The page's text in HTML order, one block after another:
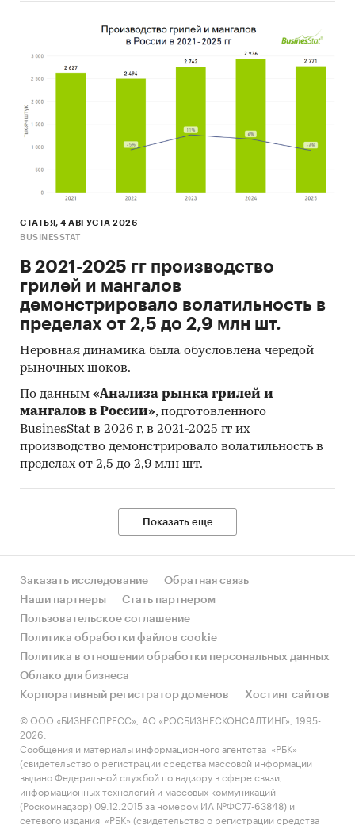
СТАТЬЯ, 4 АВГУСТА 2026
BUSINESSTAT
В 2021-2025 гг производство
грилей и мангалов
демонстрировало волатильность в
пределах от 2,5 до 2,9 млн шт.
Неровная динамика была обусловлена чередой
рыночных шоков.
По данным «Анализа рынка грилей и
мангалов в России», подготовленного
BusinesStat в 2026 г, в 2021-2025 гг их
производство демонстрировало волатильность в
пределах от 2,5 до 2,9 млн шт.
Показать еще
Заказать исследование
Обратная связь
Наши партнеры
Стать партнером
Пользовательское соглашение
Политика обработки файлов cookie
Политика в отношении обработки персональных данных
Облако для бизнеса
Корпоративный регистратор доменов
Хостинг сайтов
© ООО «БИЗНЕСПРЕСС», АО «РОСБИЗНЕСКОНСАЛТИНГ», 1995-
2026.
Сообщения и материалы информационного агентства «РБК»
(свидетельство о регистрации средства массовой информации
выдано Федеральной службой по надзору в сфере связи,
информационных технологий и массовых коммуникаций
(Роскомнадзор) 09.12.2015 за номером ИА №ФС77-63848) и
сетевого издания «РБК» (свидетельство о регистрации средства